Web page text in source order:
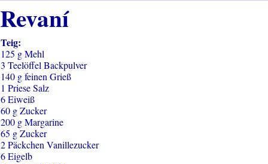
Revaní
Teig:
125 g Mehl
3 Teelöffel Backpulver
140 g feinen Grieß
1 Priese Salz
6 Eiweiß
60 g Zucker
200 g Margarine
65 g Zucker
2 Päckchen Vanillezucker
6 Eigelb